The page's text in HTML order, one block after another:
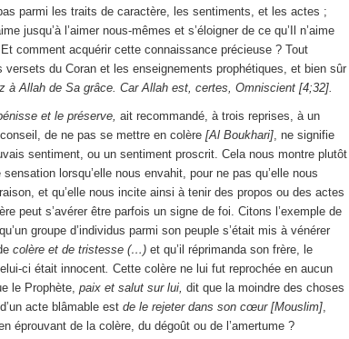
parmi les traits de caractère, les sentiments, et les actes ;
jusqu’à l’aimer nous-mêmes et s’éloigner de ce qu’Il n’aime
Et comment acquérir cette connaissance précieuse ? Tout
du Coran et les enseignements prophétiques, et bien sûr
à Allah de Sa grâce. Car Allah est, certes, Omniscient [4;32].
et le préserve, ait recommandé, à trois reprises, à un
de ne pas se mettre en colère [Al Boukhari], ne signifie
sentiment, ou un sentiment proscrit. Cela nous montre plutôt
lorsqu’elle nous envahit, pour ne pas qu’elle nous
et qu’elle nous incite ainsi à tenir des propos ou des actes
peut s’avérer être parfois un signe de foi. Citons l’exemple de
groupe d’individus parmi son peuple s’était mis à vénérer
colère et de tristesse (…) et qu’il réprimanda son frère, le
ci était innocent. Cette colère ne lui fut reprochée en aucun
le Prophète, paix et salut sur lui, dit que la moindre des choses
acte blâmable est de le rejeter dans son cœur [Mouslim],
éprouvant de la colère, du dégoût ou de l’amertume ?